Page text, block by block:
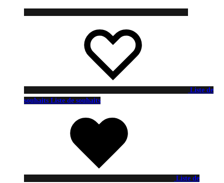
Liste de
souhaits Liste de souhaits
Liste de